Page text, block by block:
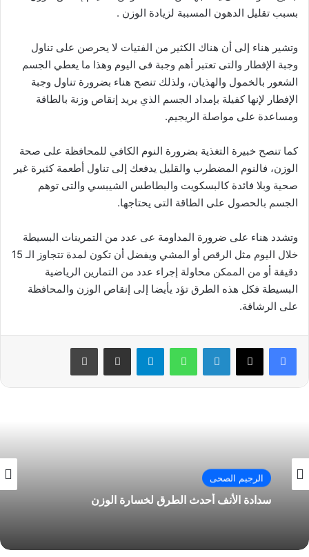
بسبب تقليل الدهون المسببة لزيادة الوزن .
وتشير هناء إلى أن هناك الكثير من الفتيات لا يحرصن على تناول
وجبة الإفطار والتى تعتبر أهم وجبة فى اليوم وهذا ما يعطي الجسم
الشعور بالخمول والهذيان، ولذلك تنصح هناء بضرورة تناول وجبة
الإفطار لإنها كفيلة بإمداد الجسم الذي يريد إنقاص وزنة بالطاقة
ومساعدة على مواصلة الريجيم.
كما تنصح خبيرة التغذية بضرورة النوم الكافي للمحافظة على صحة
الوزن، فالنوم المضطرب والقليل يدفعك إلى تناول أطعمة كثيرة غير
صحية وبلا فائدة كالبسكويت والبطاطس الشيبسي والتى توهم
الجسم بالحصول على الطاقة التى يحتاجها.
وتشدد هناء على ضرورة المداومة عى عدد من التمرينات البسيطة
خلال اليوم مثل الرقص أو المشي ويفضل أن تكون لمدة تتجاوز الـ 15
دقيقة أو من الممكن محاولة إجراء عدد من التمارين الرياضية
البسيطة فكل هذه الطرق تؤد يأيضا إلى إنقاص الوزن والمحافظة
على الرشاقة.
فيسبوك لينكدإن واتساب
الرجيم الصحى
سدادة الأنف أحدث الطرق لخسارة الوزن